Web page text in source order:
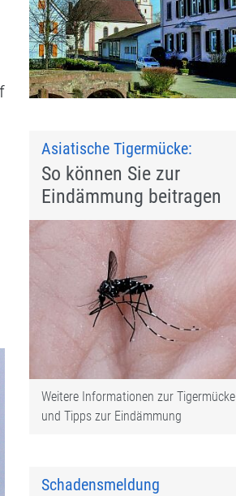
Asiatische Tigermücke:
So können Sie zur
Eindämmung beitragen
Weitere Informationen zur Tigermücke
und Tipps zur Eindämmung
Schadensmeldung